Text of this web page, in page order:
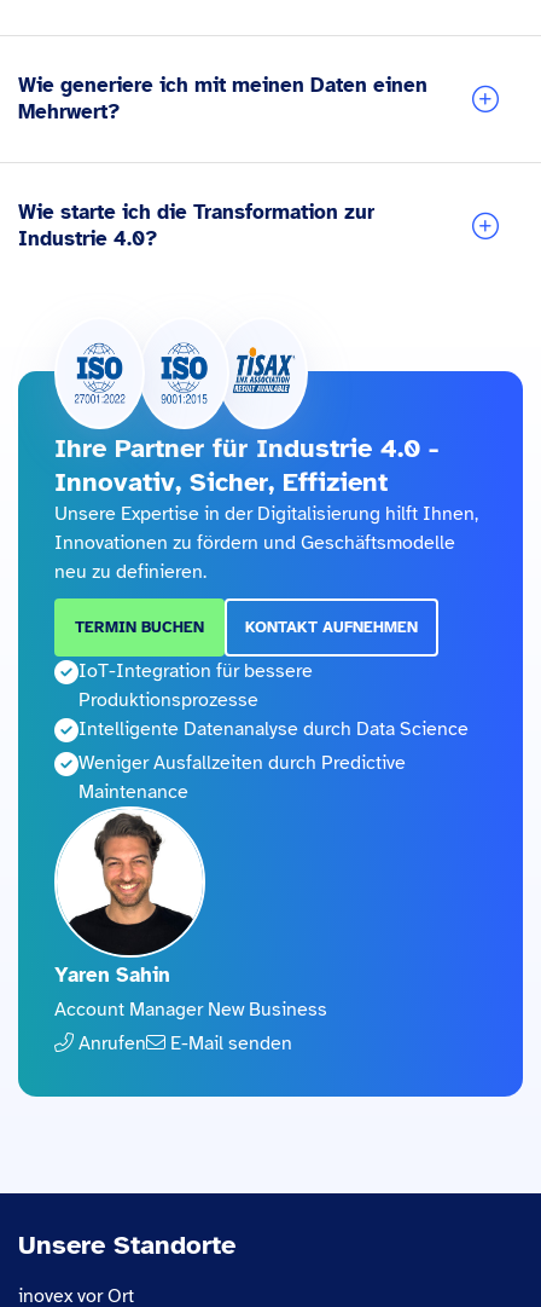
Wie generiere ich mit meinen Daten einen
Mehrwert?
Wie starte ich die Transformation zur
Industrie 4.0?
Ihre Partner für Industrie 4.0 -
Innovativ, Sicher, Effizient
Unsere Expertise in der Digitalisierung hilft Ihnen,
Innovationen zu fördern und Geschäftsmodelle
neu zu definieren.
TERMIN BUCHEN KONTAKT AUFNEHMEN
Yaren Sahin
Account Manager New Business
Anrufen
E-Mail senden
IoT-Integration für bessere
Produktionsprozesse
Intelligente Datenanalyse durch Data Science
Weniger Ausfallzeiten durch Predictive
Maintenance
Unsere Standorte
inovex vor Ort